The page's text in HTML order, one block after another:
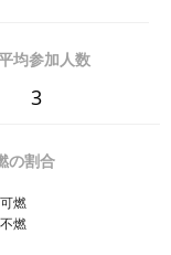
均参加人数
3
の割合
可燃
不燃